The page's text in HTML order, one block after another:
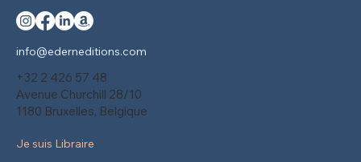
info@ederneditions.com
+32 2 426 57 48
Avenue Churchill 28/10
1180 Bruxelles, Belgique
Je suis Libraire